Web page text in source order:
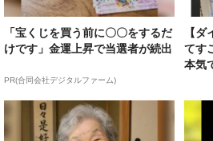
「宝くじを買う前に〇〇をするだ
けです」金運上昇で当選者が続出
PR(合同会社デジタルファーム)
【
てす
本気